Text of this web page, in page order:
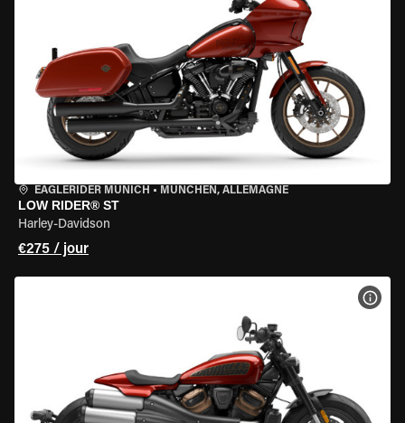
EAGLERIDER MUNICH • MÜNCHEN, ALLEMAGNE
LOW RIDER® ST
Harley-Davidson
€275 / jour